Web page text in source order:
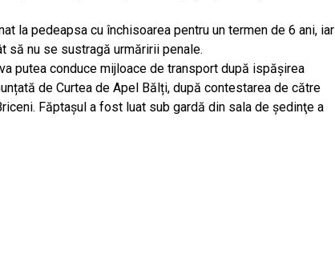
la pedeapsa cu închisoarea pentru un termen de 6 ani, iar
nu se sustragă urmăririi penale.
putea conduce mijloace de transport după ispășirea
de Curtea de Apel Bălți, după contestarea de către
Făptașul a fost luat sub gardă din sala de şedinţe a